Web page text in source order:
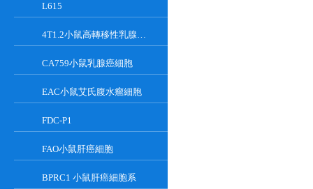
L615
4T1.2小鼠高轉移性乳腺癌細胞
CA759小鼠乳腺癌細胞
EAC小鼠艾氏腹水瘤細胞
FDC-P1
FAO小鼠肝癌細胞
BPRC1 小鼠肝癌細胞系